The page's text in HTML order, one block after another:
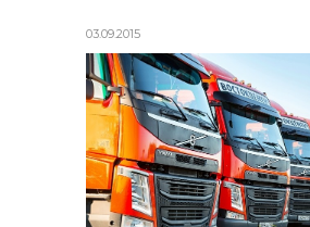
реализация
контакты отдела
03.09.2015